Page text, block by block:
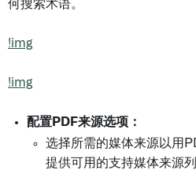
何搜索术语。
!img
!img
配置PDF来源选项：
选择所需的媒体来源以用
提供可用的支持媒体来源